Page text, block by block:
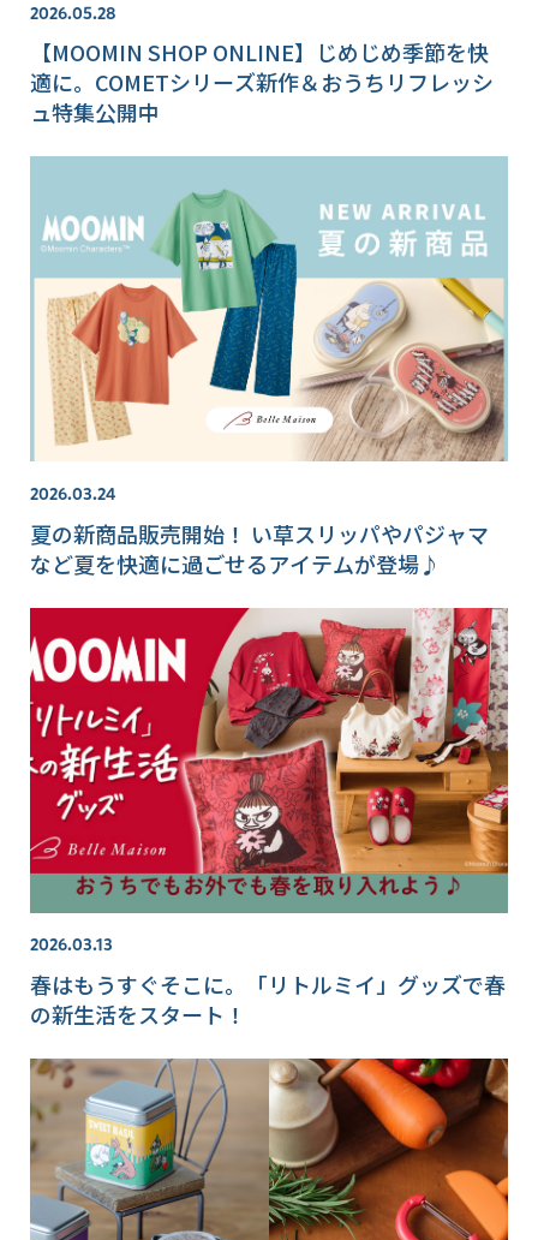
2026.05.28
【MOOMIN SHOP ONLINE】じめじめ季節を快
適に。COMETシリーズ新作＆おうちリフレッシ
ュ特集公開中
2026.03.24
夏の新商品販売開始！ い草スリッパやパジャマ
など夏を快適に過ごせるアイテムが登場♪
2026.03.13
春はもうすぐそこに。「リトルミイ」グッズで春
の新生活をスタート！